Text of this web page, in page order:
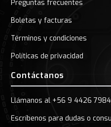
Preguntas frecuentes
Boletas y facturas
Términos y condiciones
Políticas de privacidad
Contáctanos
Llámanos al +56 9 4426
Escríbenos para dudas o